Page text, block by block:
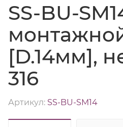
SS-BU-
[D.14мм],
316
Артикул: SS-BU-SM14